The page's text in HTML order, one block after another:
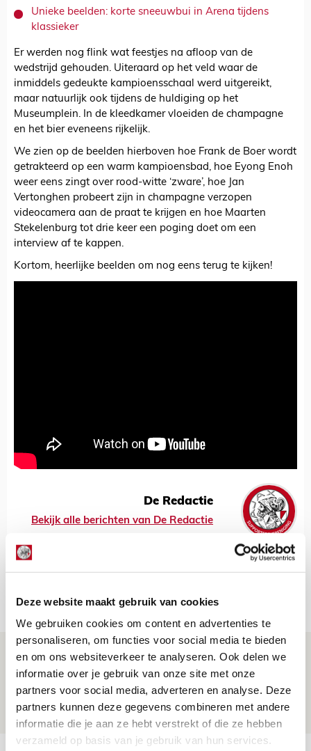
Deze website maakt gebruik van cookies
We gebruiken cookies om content en advertenties te
personaliseren, om functies voor social media te bieden
en om ons websiteverkeer te analyseren. Ook delen we
informatie over je gebruik van onze site met onze
partners voor social media, adverteren en analyse. Deze
partners kunnen deze gegevens combineren met andere
informatie die je aan ze hebt verstrekt of die ze hebben
verzameld op basis van je gebruik van hun services.
Unieke beelden: korte sneeuwbui in Arena tijdens
klassieker
Er werden nog flink wat feestjes na afloop van de
wedstrijd gehouden. Uiteraard op het veld waar de
inmiddels gedeukte kampioensschaal werd uitgereikt,
maar natuurlijk ook tijdens de huldiging op het
Museumplein. In de kleedkamer vloeiden de champagne
en het bier eveneens rijkelijk.
We zien op de beelden hierboven hoe Frank de Boer wordt
getrakteerd op een warm kampioensbad, hoe Eyong Enoh
weer eens zingt over rood-witte ‘zware’, hoe Jan
Vertonghen probeert zijn in champagne verzopen
videocamera aan de praat te krijgen en hoe Maarten
Stekelenburg tot drie keer een poging doet om een
interview af te kappen.
Kortom, heerlijke beelden om nog eens terug te kijken!
De Redactie
Bekijk alle berichten van De Redactie
Net binnen //
Drie dingen die je moet weten over PEC
Zwolle - Ajax
08 AUGUSTUS 2026 - 12:32
NIEUWS